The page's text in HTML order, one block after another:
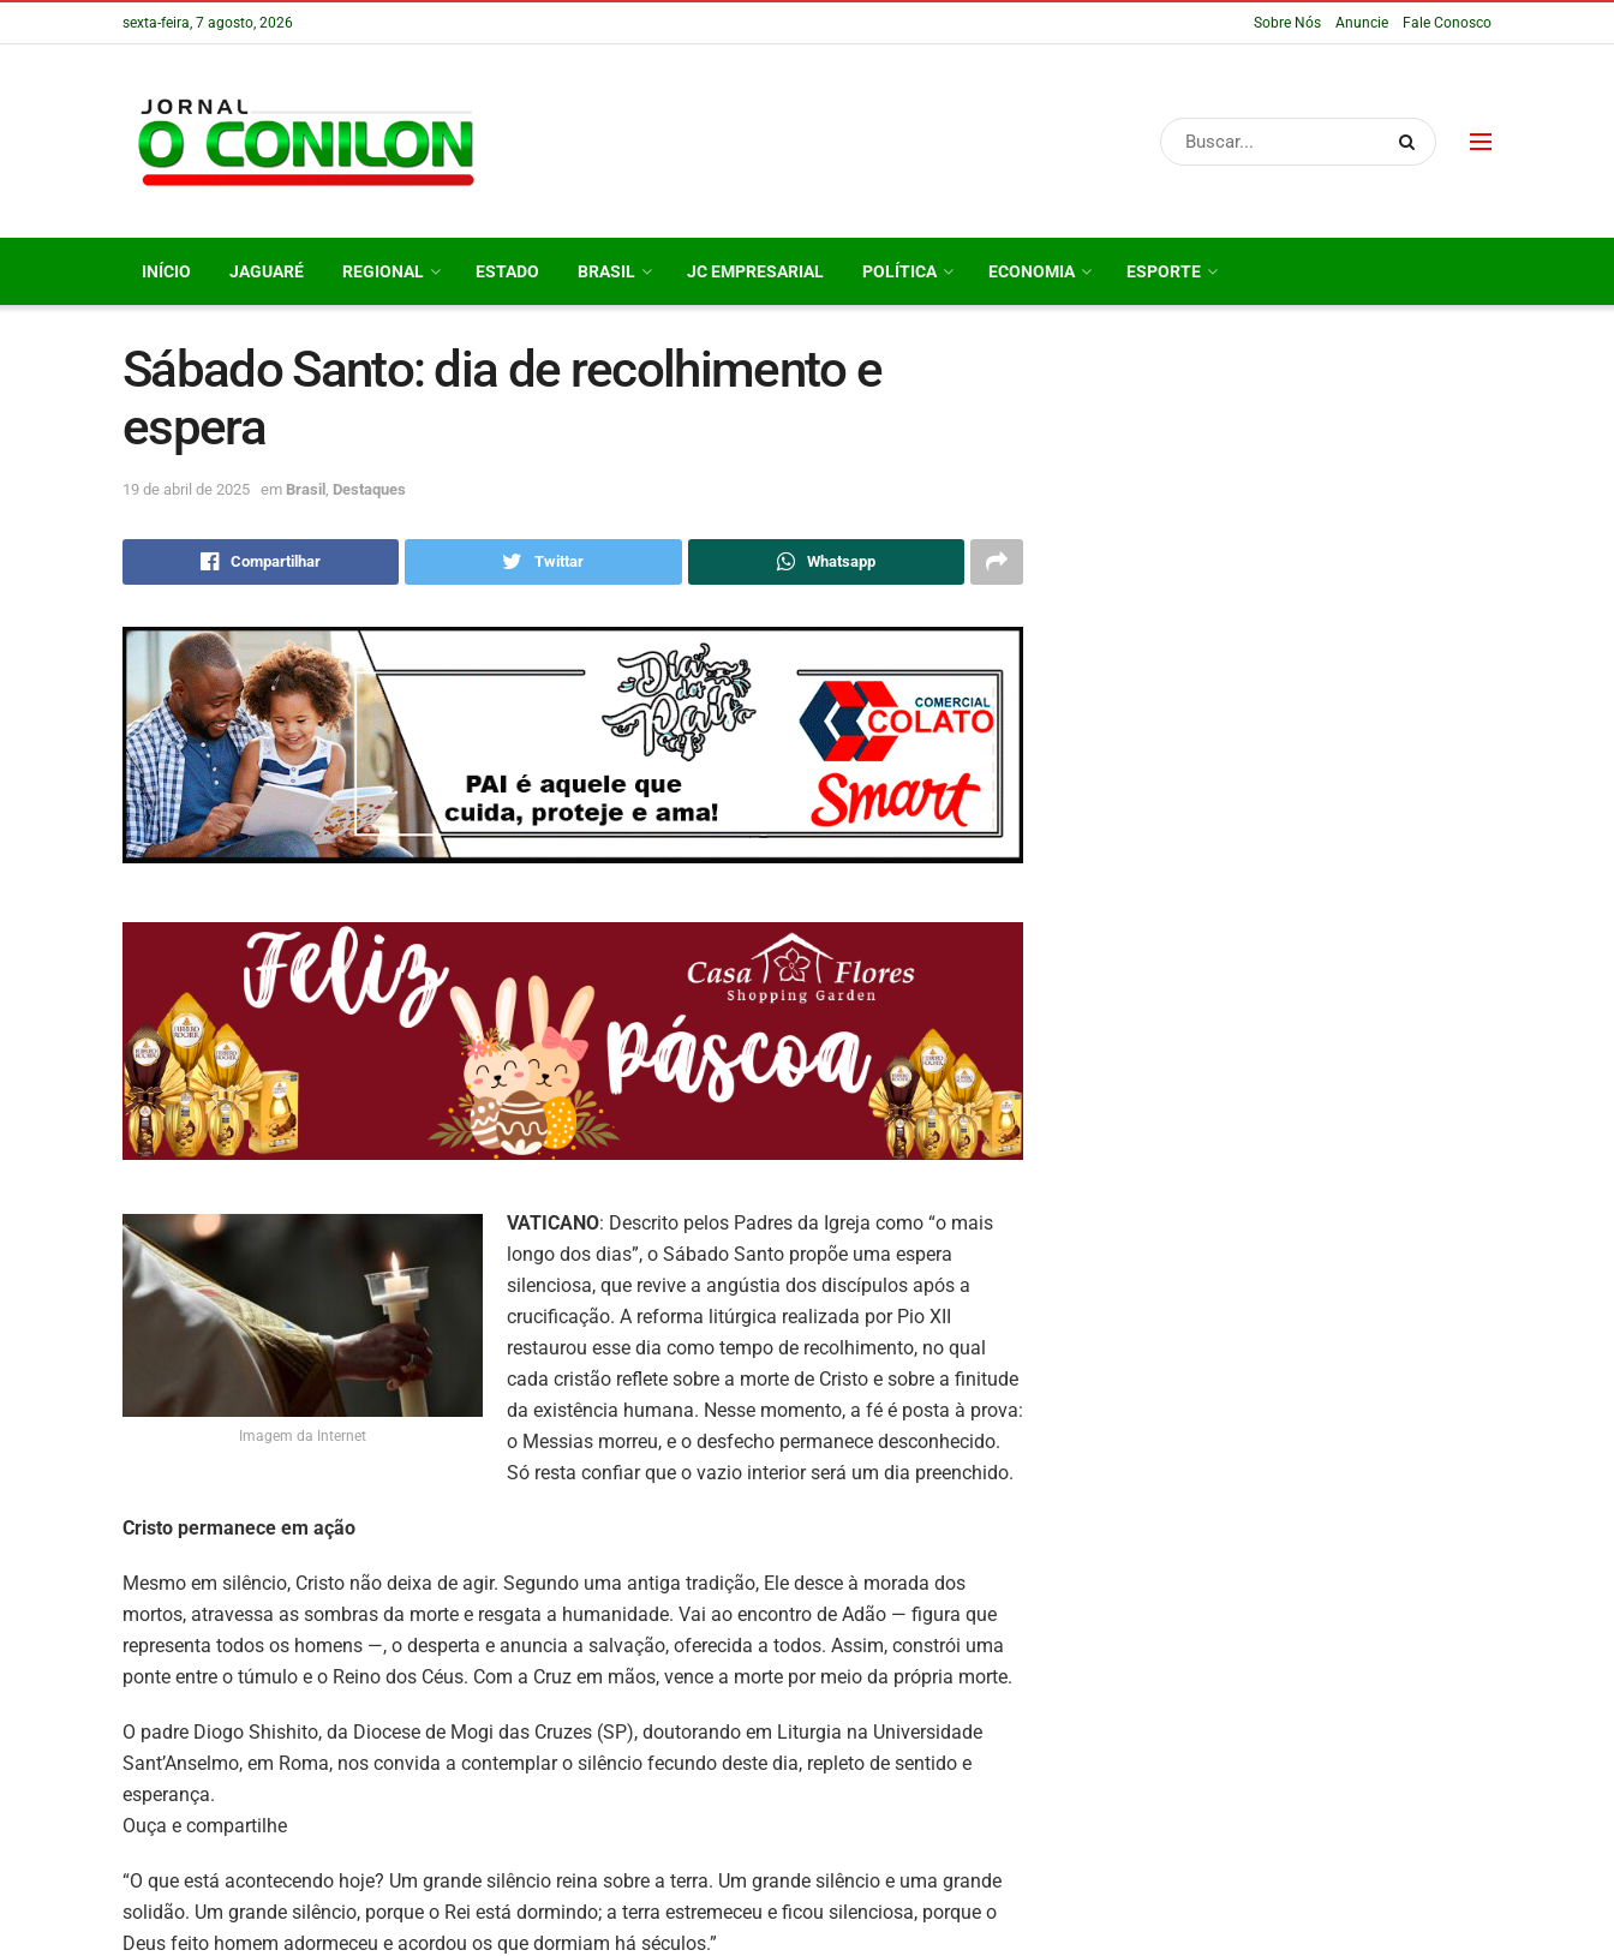
sexta-feira, 7 agosto, 2026 Sobre Nós Anuncie Fale Conosco
INÍCIO JAGUARÉ REGIONAL ESTADO BRASIL JC EMPRESARIAL POLÍTICA ECONOMIA ESPORTE
Sábado Santo: dia de recolhimento e
espera
19 de abril de 2025 em Brasil Destaques
Compartilhar Twittar Whatsapp
Imagem da Internet
VATICANO: Descrito pelos Padres da Igreja como “o mais
longo dos dias”, o Sábado Santo propõe uma espera
silenciosa, que revive a angústia dos discípulos após a
crucificação. A reforma litúrgica realizada por Pio XII
restaurou esse dia como tempo de recolhimento, no qual
cada cristão reflete sobre a morte de Cristo e sobre a finitude
da existência humana. Nesse momento, a fé é posta à prova:
o Messias morreu, e o desfecho permanece desconhecido.
Só resta confiar que o vazio interior será um dia preenchido.
Cristo permanece em ação
Mesmo em silêncio, Cristo não deixa de agir. Segundo uma antiga tradição, Ele desce à morada dos
mortos, atravessa as sombras da morte e resgata a humanidade. Vai ao encontro de Adão — figura que
representa todos os homens —, o desperta e anuncia a salvação, oferecida a todos. Assim, constrói uma
ponte entre o túmulo e o Reino dos Céus. Com a Cruz em mãos, vence a morte por meio da própria morte.
O padre Diogo Shishito, da Diocese de Mogi das Cruzes (SP), doutorando em Liturgia na Universidade
Sant’Anselmo, em Roma, nos convida a contemplar o silêncio fecundo deste dia, repleto de sentido e
esperança.
Ouça e compartilhe
“O que está acontecendo hoje? Um grande silêncio reina sobre a terra. Um grande silêncio e uma grande
solidão. Um grande silêncio, porque o Rei está dormindo; a terra estremeceu e ficou silenciosa, porque o
Deus feito homem adormeceu e acordou os que dormiam há séculos.”